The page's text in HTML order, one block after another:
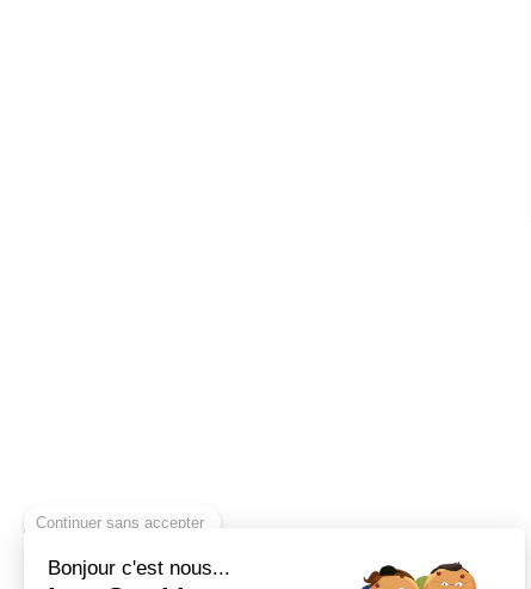
Bonjour c'est nous...